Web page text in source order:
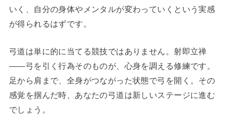
いく、自分の身体やメンタルが変わっていくという実感
が得られるはずです。
弓道は単に的に当てる競技ではありません。射即立禅
——弓を引く行為そのものが、心身を調える修練です。
足から肩まで、全身がつながった状態で弓を開く。その
感覚を掴んだ時、あなたの弓道は新しいステージに進む
でしょう。